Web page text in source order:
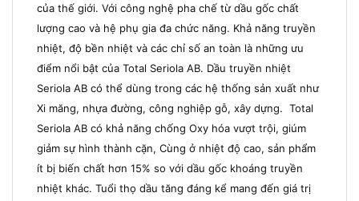
của thế giới. Với công nghệ pha chế từ dầu gốc chất
lượng cao và hệ phụ gia đa chức năng. Khả năng truyền
nhiệt, độ bền nhiệt và các chỉ số an toàn là những ưu
điểm nổi bật của Total Seriola AB. Dầu truyền nhiệt
Seriola AB có thể dùng trong các hệ thống sản xuất như
Xi măng, nhựa đường, công nghiệp gỗ, xây dựng. Total
Seriola AB có khả năng chống Oxy hóa vượt trội, giúm
giảm sự hình thành cặn, Cùng ở nhiệt độ cao, sản phẩm
ít bị biến chất hơn 15% so với dầu gốc khoáng truyền
nhiệt khác. Tuổi thọ dầu tăng đáng kể mang đến giá trị